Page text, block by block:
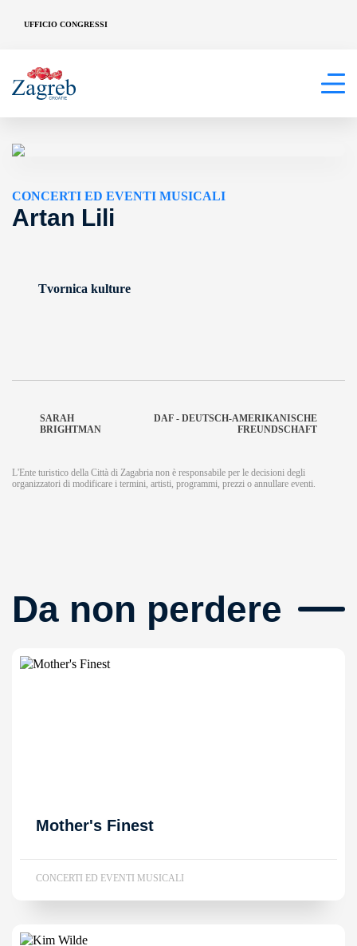
UFFICIO CONGRESSI
CONCERTI ED EVENTI MUSICALI
Artan Lili
Tvornica kulture
SARAH
BRIGHTMAN
DAF - DEUTSCH-AMERIKANISCHE
FREUNDSCHAFT
L'Ente turistico della Città di Zagabria non è responsabile per le decisioni degli
organizzatori di modificare i termini, artisti, programmi, prezzi o annullare eventi.
Da non perdere
Mother's Finest
CONCERTI ED EVENTI MUSICALI